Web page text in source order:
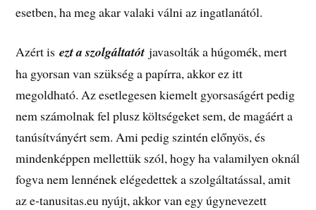
esetben, ha meg akar valaki válni az ingatlanától.
Azért isezt a szolgáltatót javasolták a húgomék, mert
ha gyorsan van szükség a papírra, akkor ez itt
megoldható. Az esetlegesen kiemelt gyorsaságért pedig
nem számolnak fel plusz költségeket sem, de magáért a
tanúsítványért sem. Ami pedig szintén előnyös, és
mindenképpen mellettük szól, hogy ha valamilyen oknál
fogva nem lennének elégedettek a szolgáltatással, amit
az e-tanusitas.eu nyújt, akkor van egy úgynevezett